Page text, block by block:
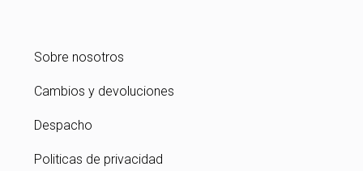
Sobre nosotros
Cambios y devoluciones
Despacho
Politicas de privacidad